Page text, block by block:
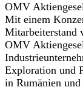
OMV
Mit einem
Mitarbeiterstand
OMV
Exploration und
in Rumänien und